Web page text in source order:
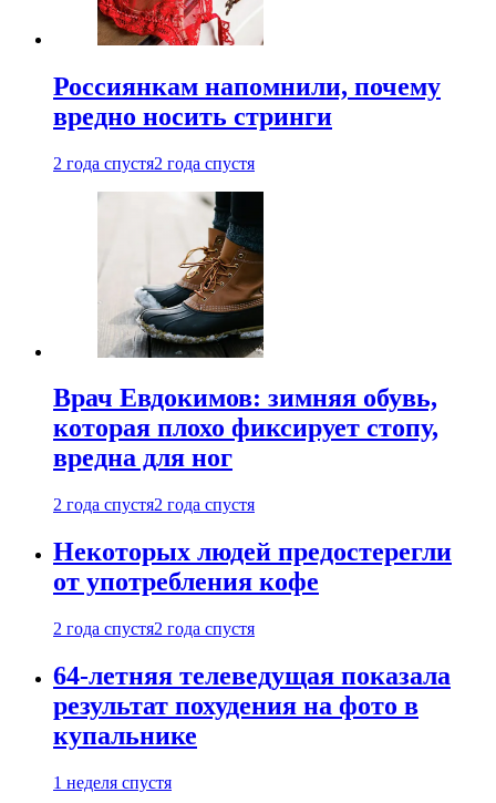
Россиянкам напомнили, почему
вредно носить стринги
2 года спустя2 года спустя
Врач Евдокимов: зимняя обувь,
которая плохо фиксирует стопу,
вредна для ног
2 года спустя2 года спустя
Некоторых людей предостерегли
от употребления кофе
2 года спустя2 года спустя
64-летняя телеведущая показала
результат похудения на фото в
купальнике
1 неделя спустя